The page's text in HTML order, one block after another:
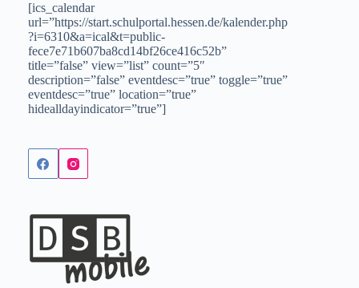
[ics_calendar
url=”https://start.schulportal.hessen.de/kalender.php
?i=6310&a=ical&t=public-
fece7e71b607ba8cd14bf26ce416c52b”
title=”false” view=”list” count=”5″
description=”false” eventdesc=”true” toggle=”true”
eventdesc=”true” location=”true”
hidealldayindicator=”true”]